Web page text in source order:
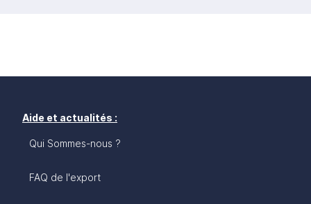
Aide et actualités :
Qui Sommes-nous ?
FAQ de l'export